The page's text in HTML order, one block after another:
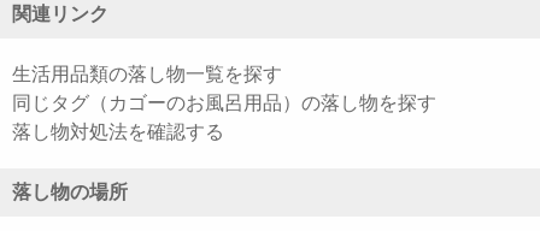
関連リンク
生活用品類の落し物一覧を探す
同じタグ（カゴーのお風呂用品）の落し物を探す
落し物対処法を確認する
落し物の場所